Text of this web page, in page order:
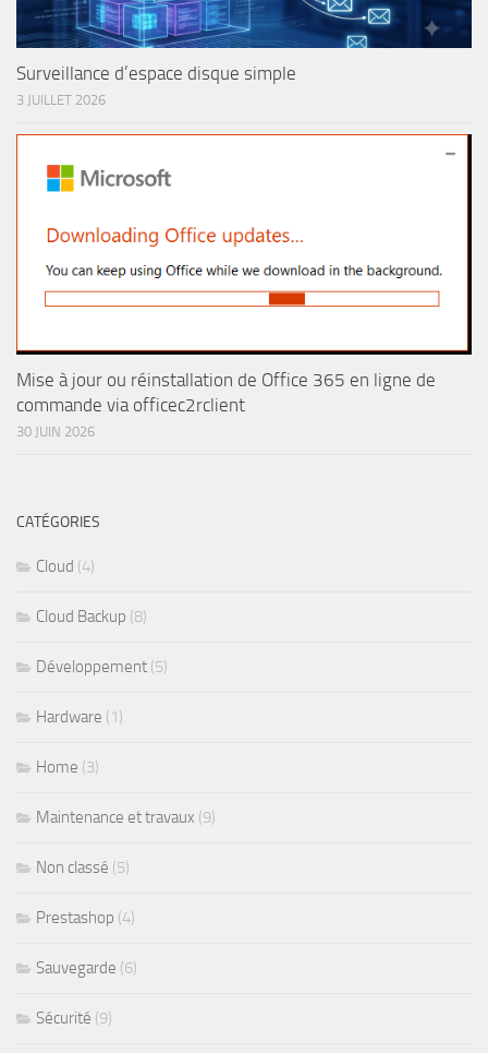
Surveillance d’espace disque simple
3 JUILLET 2026
Mise à jour ou réinstallation de Office 365 en ligne de
commande via officec2rclient
30 JUIN 2026
CATÉGORIES
Cloud (4)
Cloud Backup (8)
Développement (5)
Hardware (1)
Home (3)
Maintenance et travaux (9)
Non classé (5)
Prestashop (4)
Sauvegarde (6)
Sécurité (9)